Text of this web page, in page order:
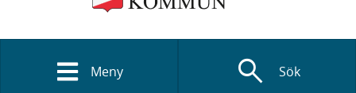
Meny search Sök